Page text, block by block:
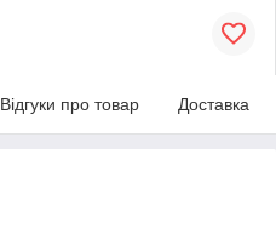
Відгуки про товар Доставка